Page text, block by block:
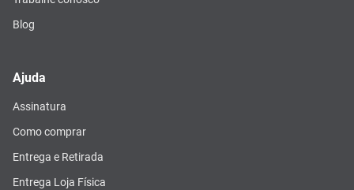
Blog
Ajuda
Assinatura
Como comprar
Entrega e Retirada
Entrega Loja Física